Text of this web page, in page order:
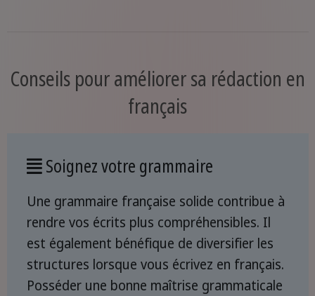
Conseils pour améliorer sa rédaction en
français
Soignez votre grammaire
Une grammaire française solide contribue à
rendre vos écrits plus compréhensibles. Il
est également bénéfique de diversifier les
structures lorsque vous écrivez en français.
Posséder une bonne maîtrise grammaticale